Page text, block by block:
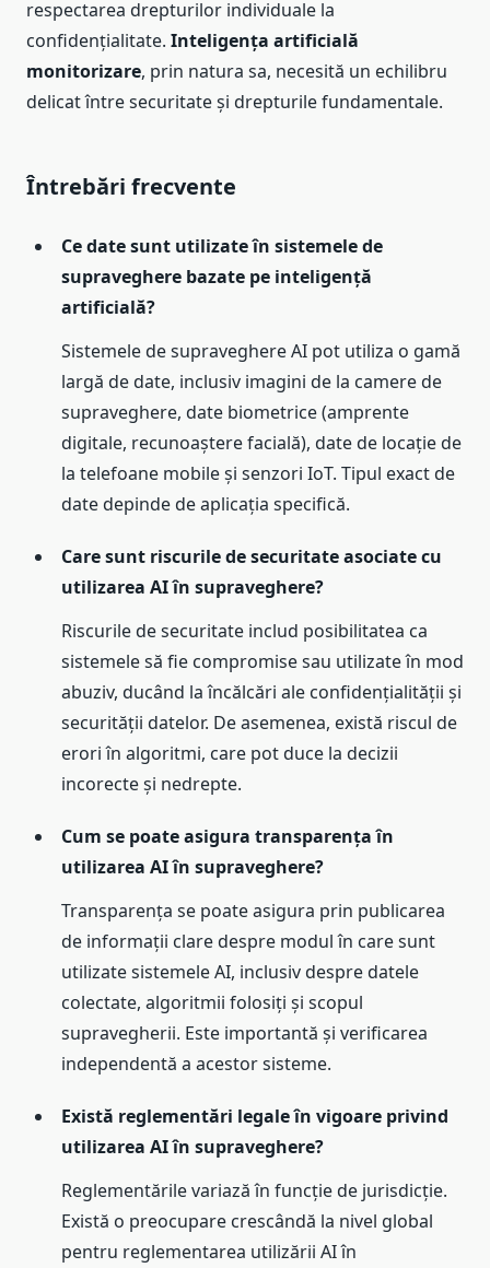
respectarea drepturilor individuale la
confidențialitate. Inteligența artificială
monitorizare, prin natura sa, necesită un echilibru
delicat între securitate și drepturile fundamentale.
Întrebări frecvente
Ce date sunt utilizate în sistemele de
supraveghere bazate pe inteligență
artificială?
Sistemele de supraveghere AI pot utiliza o gamă
largă de date, inclusiv imagini de la camere de
supraveghere, date biometrice (amprente
digitale, recunoaștere facială), date de locație de
la telefoane mobile și senzori IoT. Tipul exact de
date depinde de aplicația specifică.
Care sunt riscurile de securitate asociate cu
utilizarea AI în supraveghere?
Riscurile de securitate includ posibilitatea ca
sistemele să fie compromise sau utilizate în mod
abuziv, ducând la încălcări ale confidențialității și
securității datelor. De asemenea, există riscul de
erori în algoritmi, care pot duce la decizii
incorecte și nedrepte.
Cum se poate asigura transparența în
utilizarea AI în supraveghere?
Transparența se poate asigura prin publicarea
de informații clare despre modul în care sunt
utilizate sistemele AI, inclusiv despre datele
colectate, algoritmii folosiți și scopul
supravegherii. Este importantă și verificarea
independentă a acestor sisteme.
Există reglementări legale în vigoare privind
utilizarea AI în supraveghere?
Reglementările variază în funcție de jurisdicție.
Există o preocupare crescândă la nivel global
pentru reglementarea utilizării AI în